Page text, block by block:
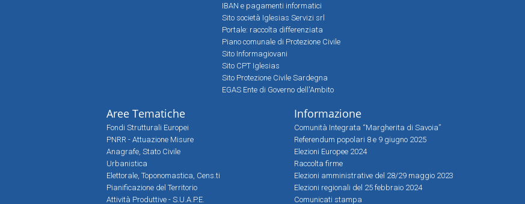
IBAN e pagamenti informatici
Sito società Iglesias Servizi srl
Portale: raccolta differenziata
Piano comunale di Protezione Civile
Sito Informagiovani
Sito CPT Iglesias
Sito Protezione Civile Sardegna
EGAS Ente di Governo dell'Ambito
Aree Tematiche
Fondi Strutturali Europei
PNRR - Attuazione Misure
Anagrafe, Stato Civile
Urbanistica
Elettorale, Toponomastica, Cens.ti
Pianificazione del Territorio
Attività Produttive - S.U.A.P.E.
Informazione
Comunità Integrata “Margherita di Savoia”
Referendum popolari 8 e 9 giugno 2025
Elezioni Europee 2024
Raccolta firme
Elezioni amministrative del 28/29 maggio 2023
Elezioni regionali del 25 febbraio 2024
Comunicati stampa